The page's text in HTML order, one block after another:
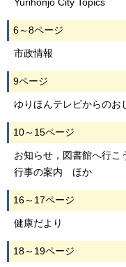
Yurihonjo City Topics
6～8ページ
市政情報
9ページ
ゆりほんテレビからのお
10～15ページ
お知らせ，図書館へ行
行事の案内 ほか
16～17ページ
健康だより
18～19ページ